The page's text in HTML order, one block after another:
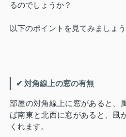
るのでしょうか？
以下のポイントを見てみましょう
✔ 対角線上の窓の有無
部屋の対角線上に窓があると、
ば南東と北西に窓があると、風
くれます。